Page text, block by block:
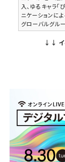
入、ゆるキャラ「
ニケーションに
グローバルグル